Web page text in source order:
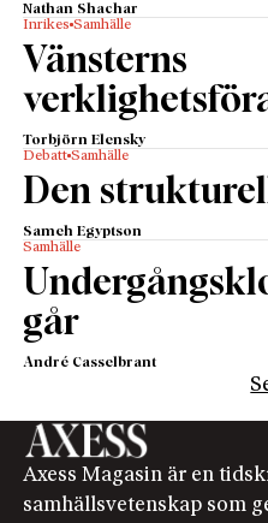
Nathan Shachar
Inrikes Samhälle
Vänsterns
Torbjörn Elensky
Debatt Samhälle
Den
Sameh Egyptson
Samhälle
går
André Casselbrant
Axess Magasin är en
samhällsvetenskap som